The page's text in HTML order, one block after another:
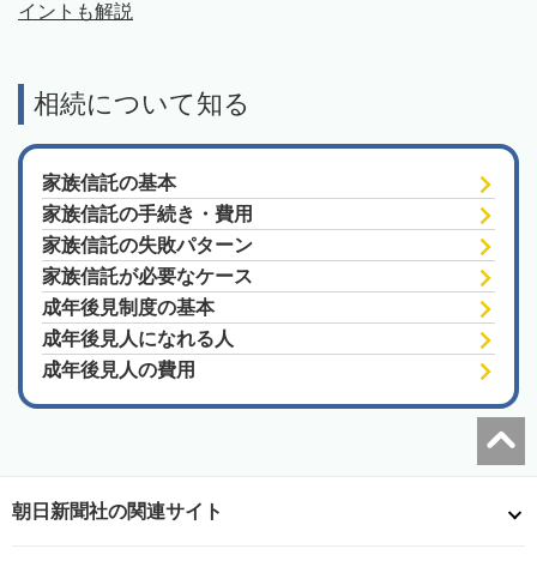
イントも解説
相続について知る
家族信託の基本
家族信託の手続き・費用
家族信託の失敗パターン
家族信託が必要なケース
成年後見制度の基本
成年後見人になれる人
成年後見人の費用
朝日新聞社の関連サイト